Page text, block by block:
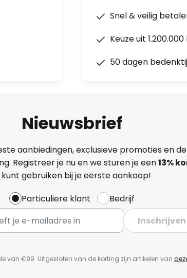
Snel & veilig
Keuze uit
50 dagen
Nieuwsbrief
aanbiedingen, exclusieve promoties en
Registreer je nu en we sturen je een13%
kunt gebruiken bij je eerste aankoop!
Particuliere klant
Bedrijf
Inschrijven
van €99. Uitgesloten van de korting zijn artikelen van